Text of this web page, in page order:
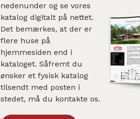
nedenunder og se vores
katalog digitalt på nettet.
Det bemærkes, at der er
flere huse på
hjemmesiden end i
kataloget. Såfremt du
ønsker et fysisk katalog
tilsendt med posten i
stedet, må du kontakte os.